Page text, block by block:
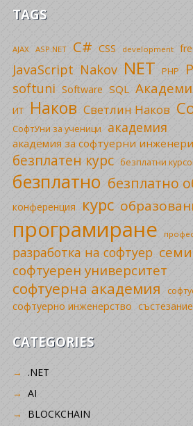
TAGS
AJAX ASP.NET C# CSS development
JavaScript Nakov NET PHP
softuni Software SQL
ИТ Наков Светлин Наков
СофтУни за ученици академия
академия за софтуерни инженери
безплатен курс безплатни
безплатно безплатно
конференция курс
програмиране
разработка на софтуер
софтуерен университет
софтуерна академия
софтуерно инженерство състезание
CATEGORIES
.NET
AI
BLOCKCHAIN